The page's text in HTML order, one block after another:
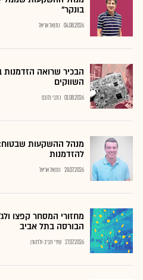
בונקר"
04.08.2026 נתנאל אריאל
הבכיר שרואה
השווקים
01.08.2026 כתבי גלובס
מנהל ההשקעות
להזדמנות
28.07.2026 נתנאל אריאל
מחזורי המסחר קפצו
הבורסה בתל אביב
27.07.2026 שירי חביב-ולדהורן